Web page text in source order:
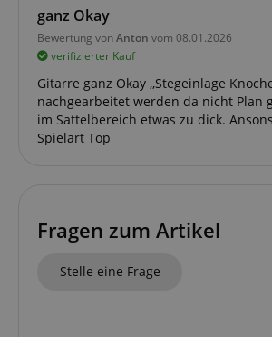
ganz Okay
Bewertung vonAnton vom 08.01.2026
verifizierter Kauf
Gitarre ganz Okay ,,Stegeinlage
nachgearbeitet werden da nicht Plan
im Sattelbereich etwas zu dick.
Spielart Top
Fragen zum Artikel
Stelle eine Frage
Die durch diese Services gesammelten
werden gebraucht, um die technische
Einkaufs-Funktionen bereitzustellen,
bei uns sicher zu machen und um
verhindern. Immer eingeschaltet.
Cookie
amazon-pay-connectedAuth